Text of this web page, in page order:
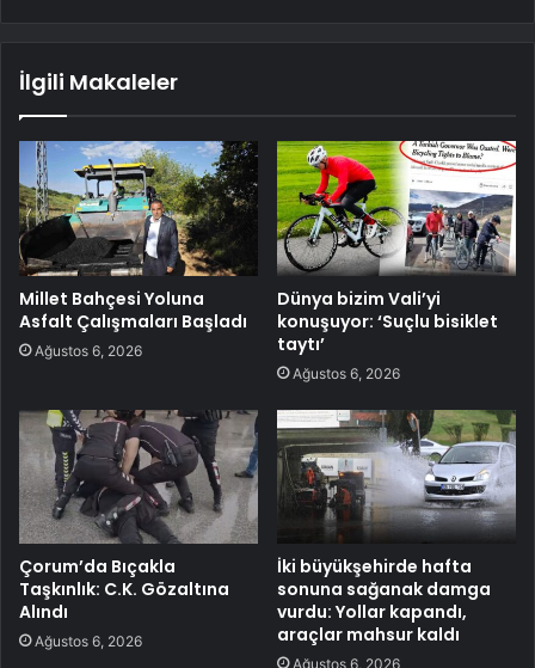
İlgili Makaleler
Millet Bahçesi Yoluna
Asfalt Çalışmaları Başladı
Ağustos 6, 2026
Dünya bizim Vali’yi
konuşuyor: ‘Suçlu bisiklet
taytı’
Ağustos 6, 2026
Çorum’da Bıçakla
Taşkınlık: C.K. Gözaltına
Alındı
Ağustos 6, 2026
İki büyükşehirde hafta
sonuna sağanak damga
vurdu: Yollar kapandı,
araçlar mahsur kaldı
Ağustos 6, 2026